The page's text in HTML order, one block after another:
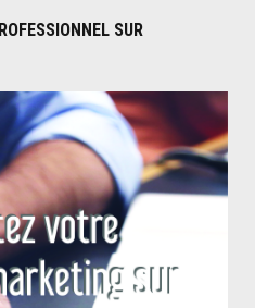
SUR